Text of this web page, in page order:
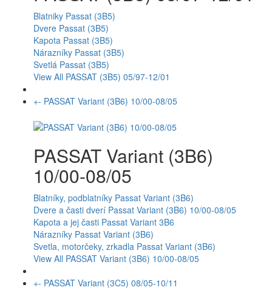
Blatniky Passat (3B5)
Dvere Passat (3B5)
Kapota Passat (3B5)
Nárazníky Passat (3B5)
Svetlá Passat (3B5)
View All PASSAT (3B5) 05/97-12/01
+- PASSAT Variant (3B6) 10/00-08/05
PASSAT Variant (3B6)
10/00-08/05
Blatníky, podblatníky Passat Variant (3B6)
Dvere a časti dverí Passat Variant (3B6) 10/00-08/05
Kapota a jej časti Passat Variant 3B6
Nárazníky Passat Variant (3B6)
Svetla, motorčeky, zrkadla Passat Variant (3B6)
View All PASSAT Variant (3B6) 10/00-08/05
+- PASSAT Variant (3C5) 08/05-10/11